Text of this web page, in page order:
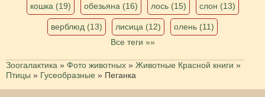
кошка (19) обезьяна (16) лось (15) слон (13)
верблюд (13) лисица (12)
олень (11)
Все теги »»
Зоогалактика » Фото животных » Животные Красной книги »
Птицы » Гусеобразные » Пеганка